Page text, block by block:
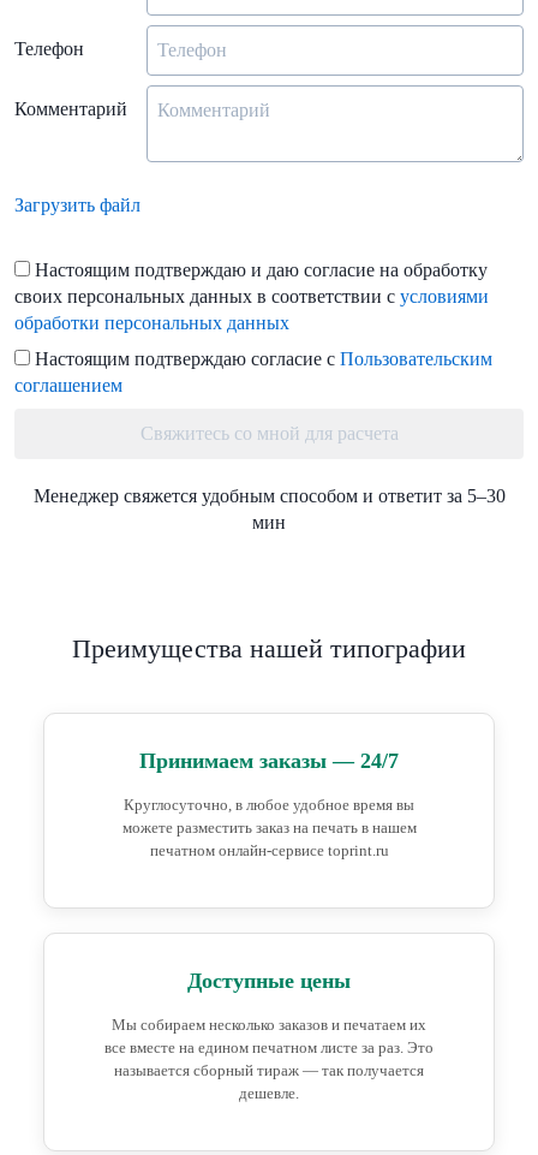
Телефон
Комментарий
Загрузить файл
Настоящим подтверждаю и даю согласие на обработку
своих персональных данных в соответствии с условиями
обработки персональных данных
Настоящим подтверждаю согласие с Пользовательским
соглашением
Свяжитесь со мной для расчета
Менеджер свяжется удобным способом и ответит за 5–30
мин
Преимущества нашей типографии
Принимаем заказы — 24/7
Круглосуточно, в любое удобное время вы
можете разместить заказ на печать в нашем
печатном онлайн-сервисе toprint.ru
Доступные цены
Мы собираем несколько заказов и печатаем их
все вместе на едином печатном листе за раз. Это
называется сборный тираж — так получается
дешевле.